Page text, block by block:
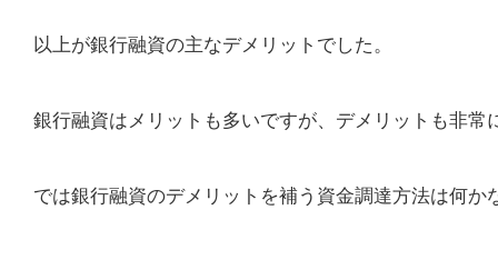
以上が銀行融資の主なデメリットでした。
銀行融資はメリットも多いですが、デメリットも非常
では銀行融資のデメリットを補う資金調達方法は何か